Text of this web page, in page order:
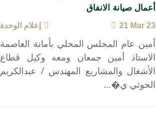
أعمال صيانة الانفاق
إعلام الوحدة 21 Mar 23
أمين عام المجلس المحلي بأمانة العاصمة
الاستاذ أمين جمعان ومعه وكيل قطاع
الأشغال والمشاريع المهندس / عبدالكريم
الحوثي ي�...